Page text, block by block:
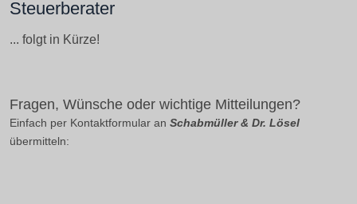
Steuerberater
... folgt in Kürze!
Fragen, Wünsche oder wichtige Mitteilungen?
Einfach per Kontaktformular an Schabmüller & Dr. Lösel
übermitteln: